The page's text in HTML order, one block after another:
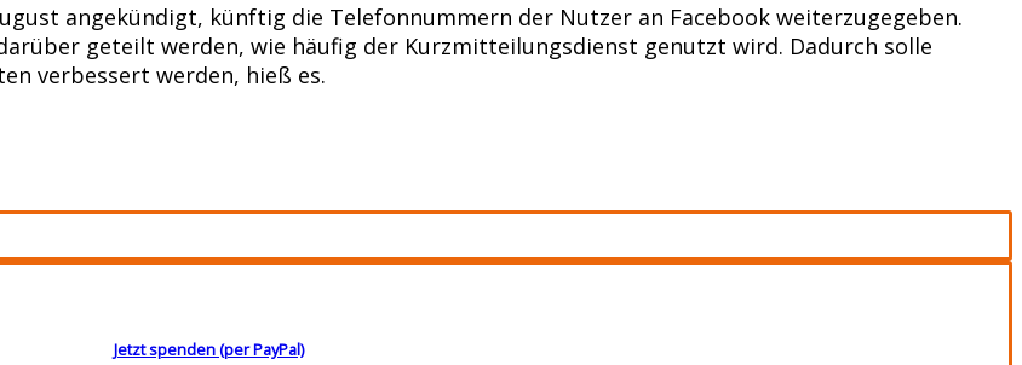
angekündigt, künftig die Telefonnummern der Nutzer an Facebook weiterzugegeben.
geteilt werden, wie häufig der Kurzmitteilungsdienst genutzt wird. Dadurch solle
verbessert werden, hieß es.
Jetzt spenden (per PayPal)